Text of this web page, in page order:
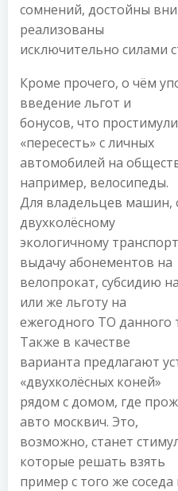
сомнений, достойны
реализованы
исключительно силами
Кроме прочего, о чём
введение льгот и
бонусов, что
«пересесть» с личных
автомобилей на
например, велосипеды.
Для владельцев машин,
двухколёсному
экологичному
выдачу абонементов на
велопрокат, субсидию
или же льготу на
ежегодного ТО данного
Также в качестве
варианта предлагают
«двухколёсных коней»
рядом с домом, где
авто москвич. Это,
возможно, станет
которые решать взять
пример с того же